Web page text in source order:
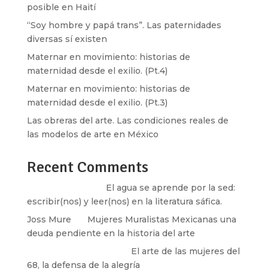
posible en Haití
“Soy hombre y papá trans”. Las paternidades
diversas sí existen
Maternar en movimiento: historias de
maternidad desde el exilio. (Pt.4)
Maternar en movimiento: historias de
maternidad desde el exilio. (Pt.3)
Las obreras del arte. Las condiciones reales de
las modelos de arte en México
Recent Comments
El agua se aprende por la sed:
escribir(nos) y leer(nos) en la literatura sáfica.
Joss Mure
Mujeres Muralistas Mexicanas una
deuda pendiente en la historia del arte
El arte de las mujeres del
68, la defensa de la alegría